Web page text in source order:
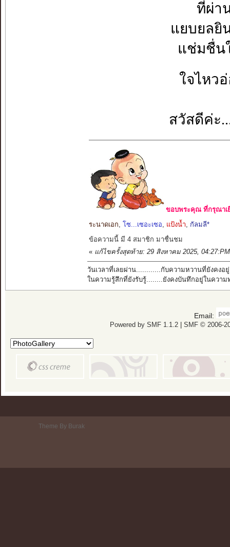
ที่ผ่า
แยบยลยิ
แช่มชื่น
ใจไหว
สวัสดีค่ะ
ขอบพระคุณ ที่กรุณาเ
ระนาดเอก โซ...เซอะเซอ แป้งน้ำ
กัลมลี*
ข้อความนี้ มี 4 สมาชิก มาชื่นชม
« แก้ไขครั้งสุดท้าย: 29 สิงหาคม 2025,
วันเวลาที่เลยผ่าน............กับความหวานที่ยังคงอยู่
ในความรู้สึกที่ยังรับรู้........ยังคงบันทึกอยู่ในความ
Email:
Powered by SMF 1.1.2| SMF © 2006-
Theme By Burak